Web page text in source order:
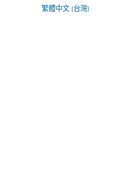
繁體中文 (台灣)